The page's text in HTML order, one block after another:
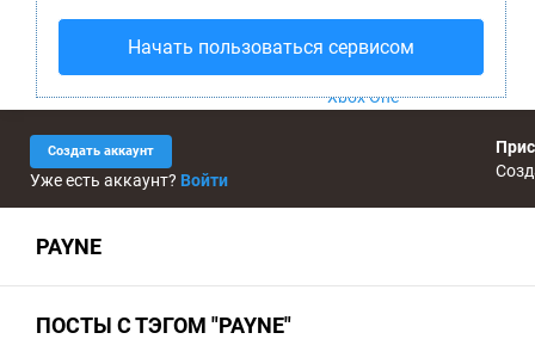
Начать пользоваться сервисом
Mobile
Wii U
PS4
Xbox One
Создать аккаунт
Уже есть аккаунт? Войти
PAYNE
ПОСТЫ С ТЭГОМ "PAYNE"